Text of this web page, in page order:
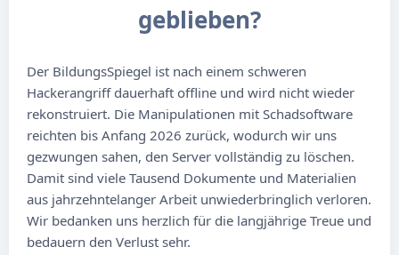
geblieben?
Der BildungsSpiegel ist nach einem schweren
Hackerangriff dauerhaft offline und wird nicht wieder
rekonstruiert. Die Manipulationen mit Schadsoftware
reichten bis Anfang 2026 zurück, wodurch wir uns
gezwungen sahen, den Server vollständig zu löschen.
Damit sind viele Tausend Dokumente und Materialien
aus jahrzehntelanger Arbeit unwiederbringlich verloren.
Wir bedanken uns herzlich für die langjährige Treue und
bedauern den Verlust sehr.